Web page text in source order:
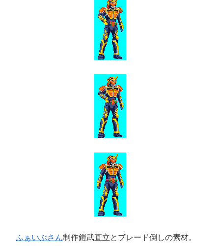
ふぁいぶさん制作鎧武直立とブレード倒しの素材。